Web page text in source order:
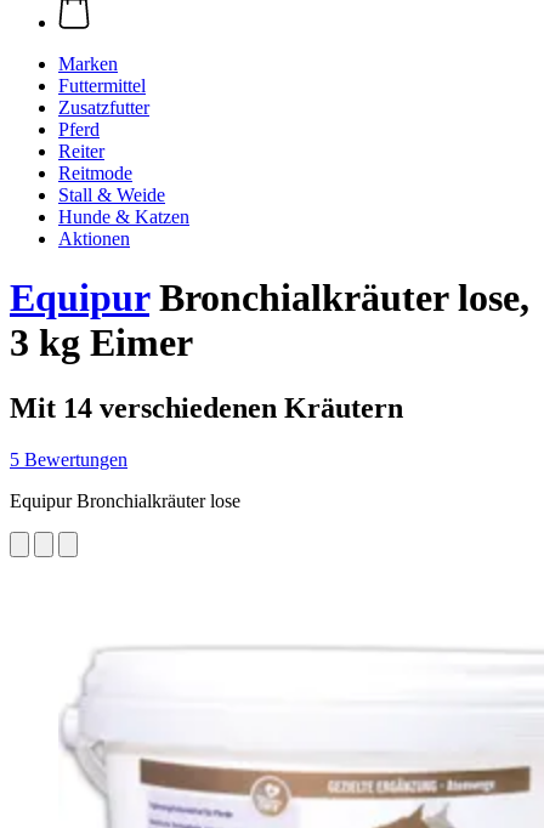
Marken
Futtermittel
Zusatzfutter
Pferd
Reiter
Reitmode
Stall & Weide
Hunde & Katzen
Aktionen
EquipurBronchialkräuter lose,
3 kg Eimer
Mit 14 verschiedenen Kräutern
5 Bewertungen
Equipur Bronchialkräuter lose